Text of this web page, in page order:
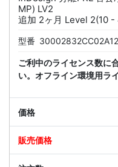
MP) LV2
追加 2ヶ月 Level 2(10 -
型番
ご利中のライセンス数に
い。オフライン環境用ラ